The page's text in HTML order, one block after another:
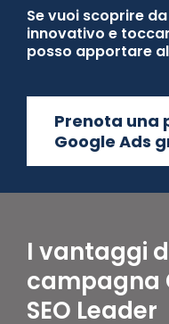
Se vuoi scoprire
innovativo e
posso apportare
Prenota una
Google Ads
I vantaggi
campagna
SEO Leader